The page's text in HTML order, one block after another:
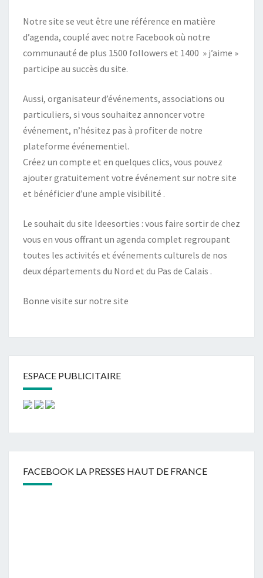
Notre site se veut être une référence en matière
d’agenda, couplé avec notre Facebook où notre
communauté de plus 1500 followers et 1400 » j’aime »
participe au succès du site.
Aussi, organisateur d’événements, associations ou
particuliers, si vous souhaitez annoncer votre
événement, n’hésitez pas à profiter de notre
plateforme événementiel.
Créez un compte et en quelques clics, vous pouvez
ajouter gratuitement votre événement sur notre site
et bénéficier d’une ample visibilité .
Le souhait du site Ideesorties : vous faire sortir de chez
vous en vous offrant un agenda complet regroupant
toutes les activités et événements culturels de nos
deux départements du Nord et du Pas de Calais .
Bonne visite sur notre site
ESPACE PUBLICITAIRE
FACEBOOK LA PRESSES HAUT DE FRANCE